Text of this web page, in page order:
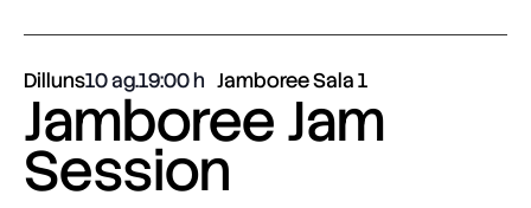
Dilluns10 ag.19:00 Jamboree Sala 1
Jamboree Jam
Session